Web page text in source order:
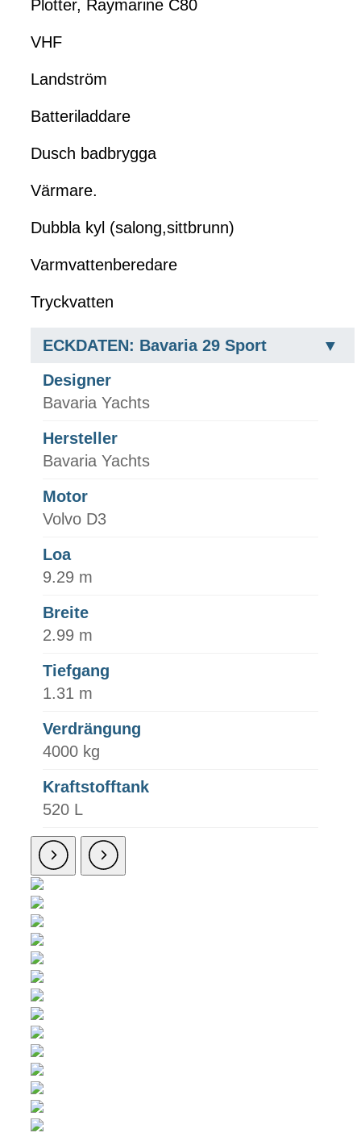
Plotter, Raymarine C80
VHF
Landström
Batteriladdare
Dusch badbrygga
Värmare.
Dubbla kyl (salong,sittbrunn)
Varmvattenberedare
Tryckvatten
ECKDATEN: Bavaria 29 Sport
Designer
Bavaria Yachts
Hersteller
Bavaria Yachts
Motor
Volvo D3
Loa
9.29 m
Breite
2.99 m
Tiefgang
1.31 m
Verdrängung
4000 kg
Kraftstofftank
520 L